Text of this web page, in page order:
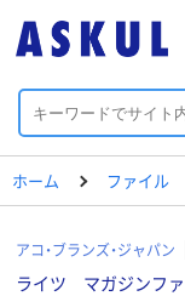
ホーム ファイル
アコ・ブランズ・ジャパン
ライツ マガジン